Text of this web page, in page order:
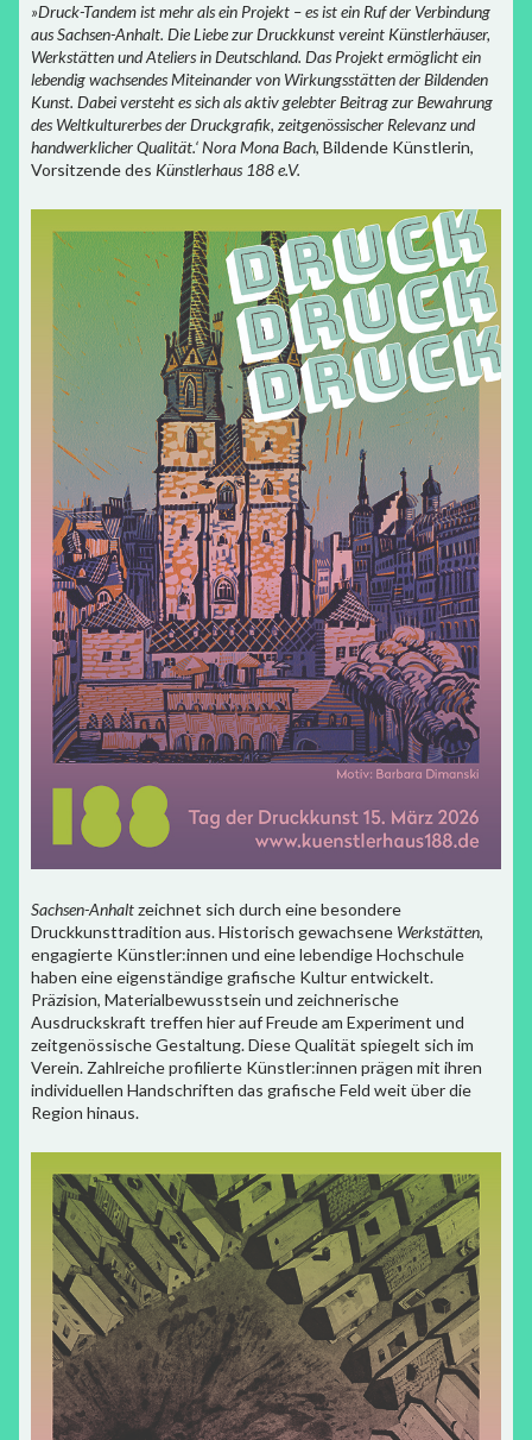
»Druck-Tandemist mehr als ein Projekt – es ist ein Ruf der Verbindung
aus Sachsen-Anhalt. Die Liebe zur Druckkunst vereint Künstlerhäuser,
Werkstätten und Ateliers in Deutschland. Das Projekt ermöglicht ein
lebendig wachsendes Miteinander von Wirkungsstätten der Bildenden
Kunst. Dabei versteht es sich als aktiv gelebter Beitrag zur Bewahrung
des Weltkulturerbes der Druckgrafik, zeitgenössischer Relevanz und
handwerklicher Qualität.‘Nora Mona Bach, Bildende Künstlerin,
Vorsitzende des Künstlerhaus 188 e.V.
Sachsen-Anhaltzeichnet sich durch eine besondere
Druckkunsttradition aus. Historisch gewachsene Werkstätten,
engagierte Künstler:innen und eine lebendige Hochschule
haben eine eigenständige grafische Kultur entwickelt.
Präzision, Materialbewusstsein und zeichnerische
Ausdruckskraft treffen hier auf Freude am Experiment und
zeitgenössische Gestaltung. Diese Qualität spiegelt sich im
Verein. Zahlreiche profilierte Künstler:innen prägen mit ihren
individuellen Handschriften das grafische Feld weit über die
Region hinaus.